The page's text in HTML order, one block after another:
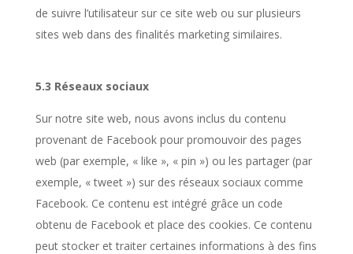
de suivre l’utilisateur sur ce site web ou sur plusieurs
sites web dans des finalités marketing similaires.
5.3 Réseaux sociaux
Sur notre site web, nous avons inclus du contenu
provenant de Facebook pour promouvoir des pages
web (par exemple, « like », « pin ») ou les partager (par
exemple, « tweet ») sur des réseaux sociaux comme
Facebook. Ce contenu est intégré grâce un code
obtenu de Facebook et place des cookies. Ce contenu
peut stocker et traiter certaines informations à des fins